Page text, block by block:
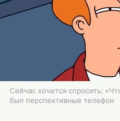
Сейчас хочется спросить:
был перспективные телефон